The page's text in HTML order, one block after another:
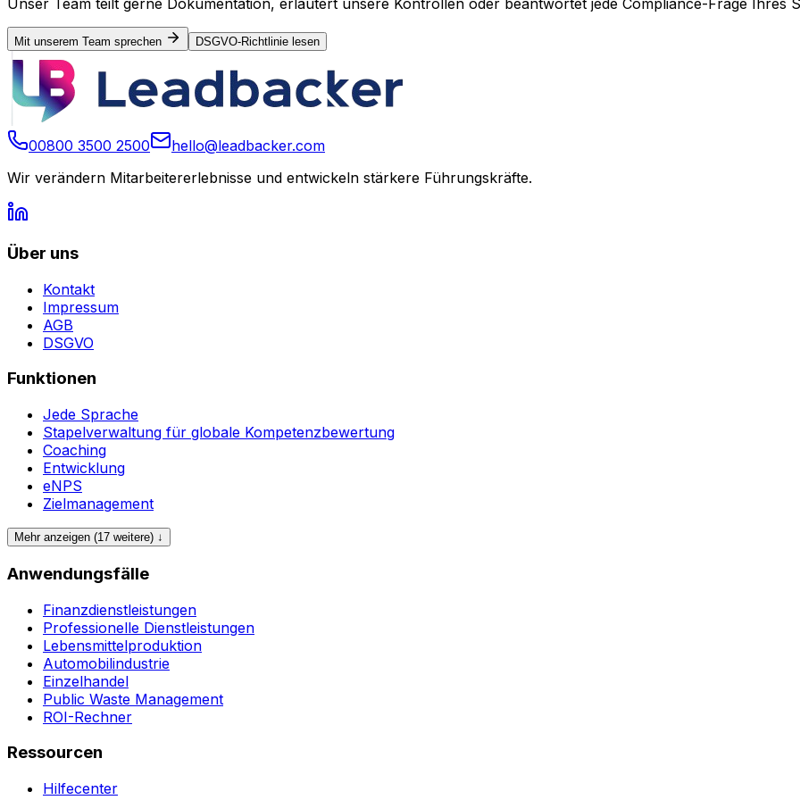
Unser Team teilt gerne Dokumentation, erläutert unsere Kontrollen oder beantwortet jede Compliance-Frage Ihres
Mit unserem Team sprechen DSGVO-Richtlinie lesen
00800 3500 2500
hello@leadbacker.com
Wir verändern Mitarbeitererlebnisse und entwickeln stärkere Führungskräfte.
Über uns
Kontakt
Impressum
AGB
DSGVO
Funktionen
Jede Sprache
Stapelverwaltung für globale Kompetenzbewertung
Coaching
Entwicklung
eNPS
Zielmanagement
Mehr anzeigen (17 weitere) ↓
Anwendungsfälle
Finanzdienstleistungen
Professionelle Dienstleistungen
Lebensmittelproduktion
Automobilindustrie
Einzelhandel
Public Waste Management
ROI-Rechner
Ressourcen
Hilfecenter